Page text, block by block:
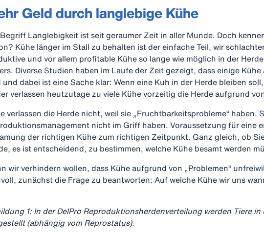
Geld durch langlebige Kühe
Langlebigkeit ist seit geraumer Zeit in aller Munde. Doch
Kühe länger im Stall zu behalten ist der einfache Teil, wir
und vor allem profitable Kühe so lange wie möglich in der
Diverse Studien haben im Laufe der Zeit gezeigt, dass einige
und dabei ist eine Sache klar: Wenn eine Kuh in der Herde bleiben
verlassen heutzutage zu viele Kühe vorzeitig die Herde aufgrund
verlassen die Herde nicht, weil sie „Fruchtbarkeitsprobleme“ haben.
nicht im Griff haben. Voraussetzung für eine
der richtigen Kühe zum richtigen Zeitpunkt. Ganz gleich, ob
es ist entscheidend, zu bestimmen, welche Kühe besamt werden
wir verhindern wollen, dass Kühe aufgrund von „Problemen“
zunächst die Frage zu beantworten: Auf welche Kühe wir uns
1: In der DelPro Reproduktionsherdenverteilung werden Tiere
(abhängig vom Reprostatus).